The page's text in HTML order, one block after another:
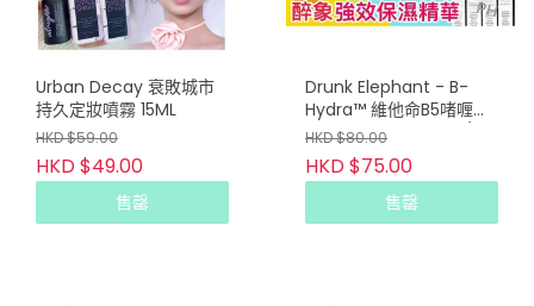
Urban Decay 衰敗城市
持久定妝噴霧 15ML
HKD $59.00
HKD $49.00
售罄
Drunk Elephant - B-
Hydra™️ 維他命B5啫喱強
效保濕精華 5ml (3支/套)
HKD $80.00
HKD $75.00
售罄